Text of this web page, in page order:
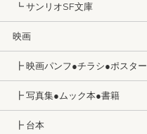
┗ サンリオSF文庫
映画
┣ 映画パンフ●チラシ●ポスター
┣ 写真集●ムック本●書籍
┣ 台本